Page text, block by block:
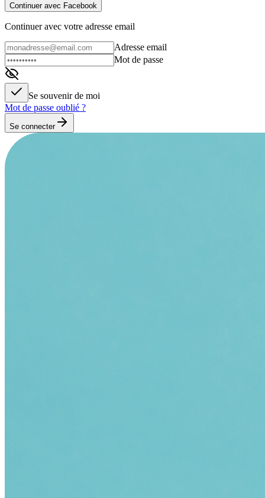
Continuer avec Facebook
Continuer avec votre adresse email
Adresse email
Mot de passe
Se souvenir de moi
Mot de passe oublié ?
Se connecter